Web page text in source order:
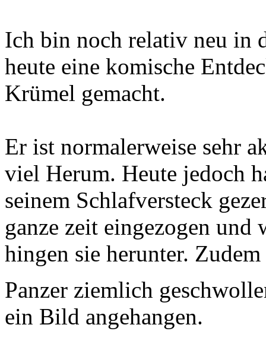
Ich bin noch relativ neu in
heute eine komische
Krümel gemacht.
Er ist normalerweise sehr
viel Herum. Heute jedoch
seinem Schlafversteck
ganze zeit eingezogen und
hingen sie herunter.
Panzer ziemlich
ein Bild angehangen.